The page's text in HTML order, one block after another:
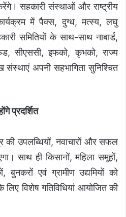
सहकारी संस्थाओं और राष्ट्रीय
कार्यक्रम में पैक्स, दुग्ध, मत्स्य, लघु
समितियों के साथ-साथ नाबार्ड,
सीएससी, इफको, कृभको, राज्य
अपनी सहभागिता सुनिश्चित
प्रदर्शित
की उपलब्धियों, नवाचारों और सफल
साथ ही किसानों, महिला समूहों,
बुनकरों एवं ग्रामीण उद्यमियों को
विशेष गतिविधियां आयोजित की